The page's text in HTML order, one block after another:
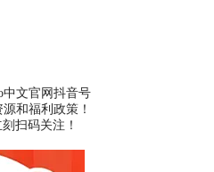
中文官网抖音号
和福利政策！
扫码关注！